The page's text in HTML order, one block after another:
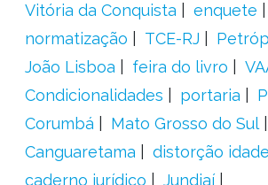
Vitória da Conquista
enquete
normatização
TCE-RJ
João Lisboa
feira do livro
Condicionalidades
portaria
Corumbá
Mato Grosso do Sul
Canguaretama
distorção
caderno jurídico
Jundiaí